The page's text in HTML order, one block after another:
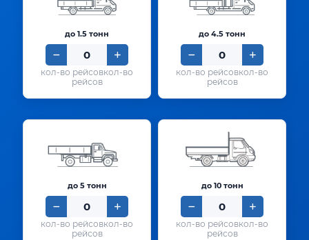
до 1.5 тонн
кол-во
рейсов
до 4.5 тонн
кол-во
рейсов
до 5 тонн
кол-во
рейсов
до 10 тонн
кол-во
рейсов